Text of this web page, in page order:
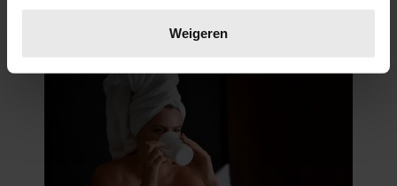
verwerkt en stel uw voorkeuren in het
intrekken in de Cookieverklaring.
We gebruiken cookies om content en advertenties te
personaliseren, om functies voor social media te bieden
en om ons websiteverkeer te analyseren. Ook delen we
informatie over uw gebruik van onze site met onze
Weigeren